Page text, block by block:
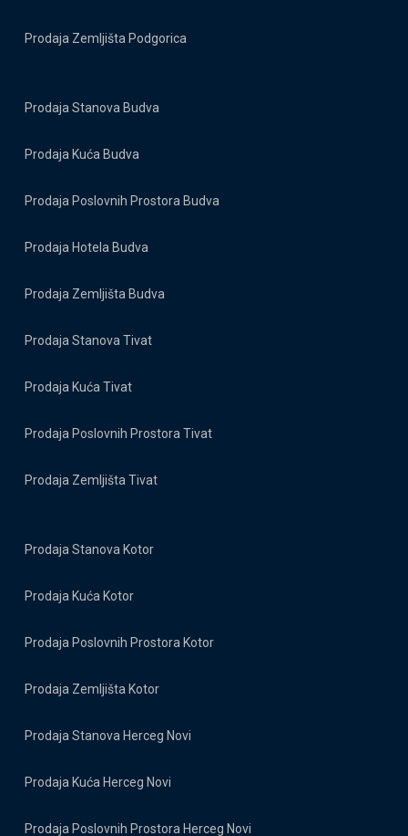
Prodaja Zemljišta Podgorica
Prodaja Stanova Budva
Prodaja Kuća Budva
Prodaja Poslovnih Prostora Budva
Prodaja Hotela Budva
Prodaja Zemljišta Budva
Prodaja Stanova Tivat
Prodaja Kuća Tivat
Prodaja Poslovnih Prostora Tivat
Prodaja Zemljišta Tivat
Prodaja Stanova Kotor
Prodaja Kuća Kotor
Prodaja Poslovnih Prostora Kotor
Prodaja Zemljišta Kotor
Prodaja Stanova Herceg Novi
Prodaja Kuća Herceg Novi
Prodaja Poslovnih Prostora Herceg Novi